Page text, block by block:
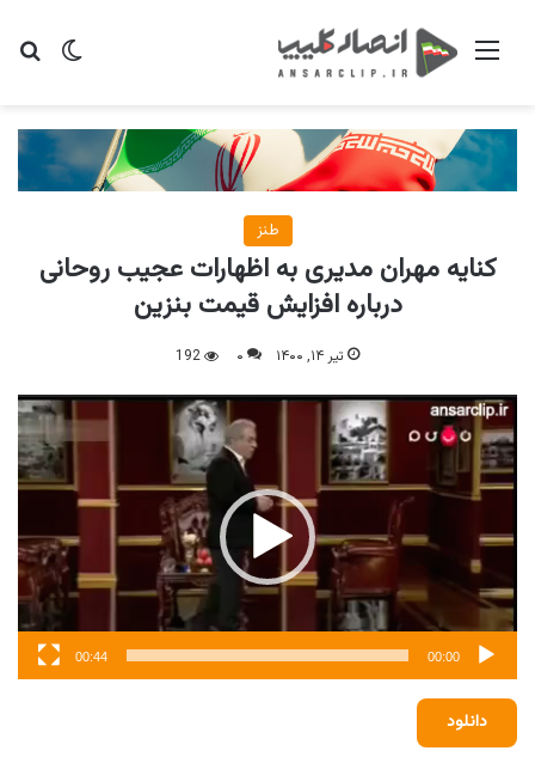
تغییر منو
طنز
کنایه مهران ‌مدیری به اظهارات عجیب روحانی
درباره افزایش قیمت بنزین
تیر ۱۴, ۱۴۰۰ ۰ 192
نمایشگر
ویدیو
00:00
00:44
دانلود